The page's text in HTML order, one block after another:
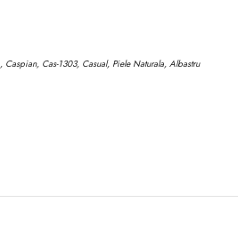
Caspian, Cas-1303, Casual, Piele Naturala, Albastru